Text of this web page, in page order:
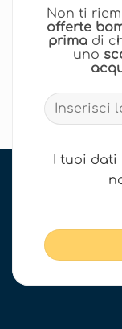
Non ti
offerte
primadi
uno
I tuoi dati